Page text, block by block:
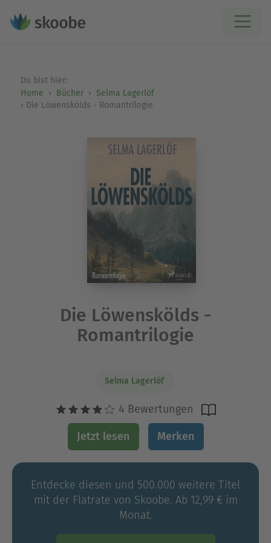
Du bist hier:
Home
Bücher
Selma Lagerlöf
Die Löwenskölds - Romantrilogie
Die Löwenskölds -
Romantrilogie
Selma Lagerlöf
4 Bewertungen
Jetzt lesen Merken
Entdecke diesen und 500.000 weitere Titel
mit der Flatrate von Skoobe. Ab 12,99 € im
Monat.